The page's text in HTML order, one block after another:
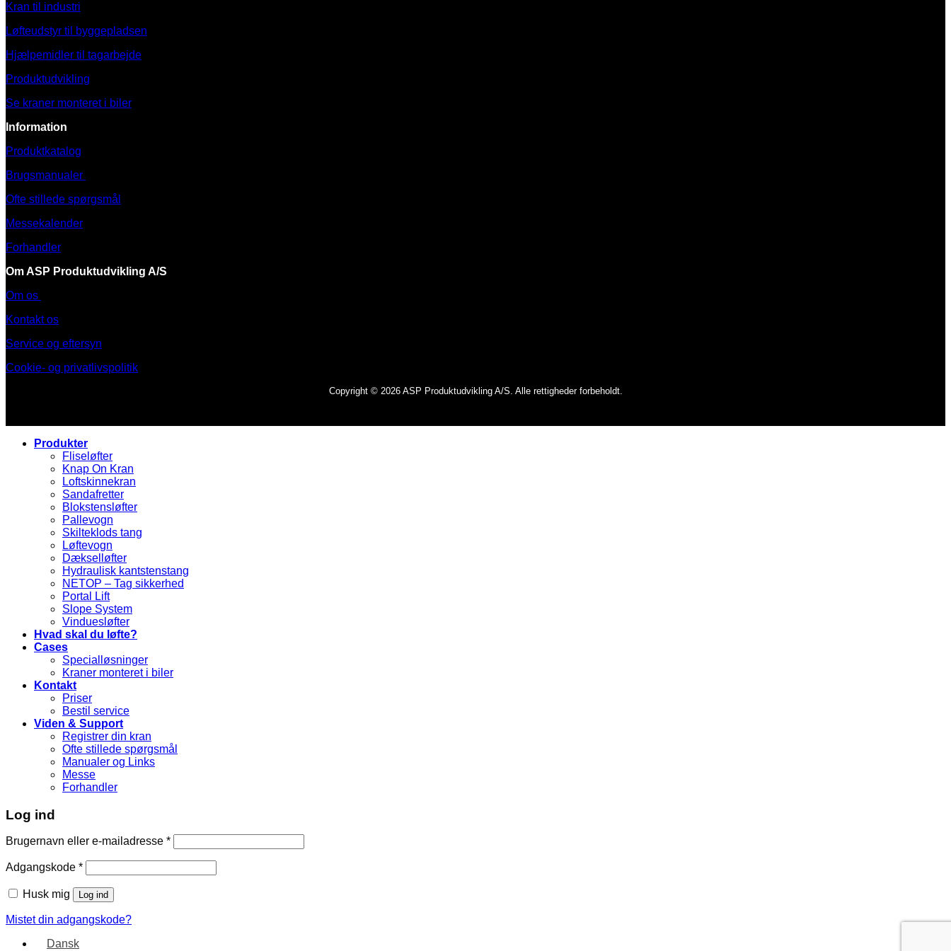
Kran til industri
Løfteudstyr til byggepladsen
Hjælpemidler til tagarbejde
Produktudvikling
Se kraner monteret i biler
Information
Produktkatalog
Brugsmanualer
Ofte stillede spørgsmål
Messekalender
Forhandler
Om ASP Produktudvikling A/S
Om os
Kontakt os
Service og eftersyn
Cookie- og privatlivspolitik
Copyright © 2026 ASP Produktudvikling A/S. Alle rettigheder forbeholdt.
Produkter
Fliseløfter
Knap On Kran
Loftskinnekran
Sandafretter
Blokstensløfter
Pallevogn
Skilteklods tang
Løftevogn
Dækselløfter
Hydraulisk kantstenstang
NETOP – Tag sikkerhed
Portal Lift
Slope System
Vinduesløfter
Hvad skal du løfte?
Cases
Specialløsninger
Kraner monteret i biler
Kontakt
Priser
Bestil service
Viden & Support
Registrer din kran
Ofte stillede spørgsmål
Manualer og Links
Messe
Forhandler
Log ind
Brugernavn eller e-mailadresse *
Adgangskode *
Husk mig Log ind
Mistet din adgangskode?
Dansk